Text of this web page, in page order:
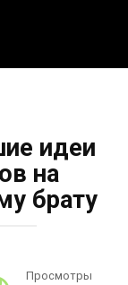
идеи
на
брату
Просмотры